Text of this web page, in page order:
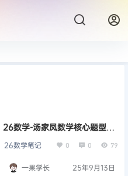
26数学-汤家凤数学核心题型大
26数学笔记 0 0 79
一果学长 25年9月13日